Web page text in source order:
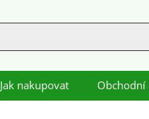
Jak nakupovat